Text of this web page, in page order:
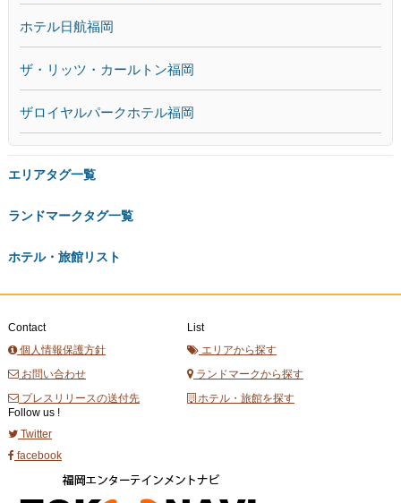
ホテル日航福岡
ザ・リッツ・カールトン福岡
ザロイヤルパークホテル福岡
エリアタグ一覧
ランドマークタグ一覧
ホテル・旅館リスト
Contact
個人情報保護方針
お問い合わせ
プレスリリースの送付先
List
エリアから探す
ランドマークから探す
ホテル・旅館を探す
Follow us !
Twitter
facebook